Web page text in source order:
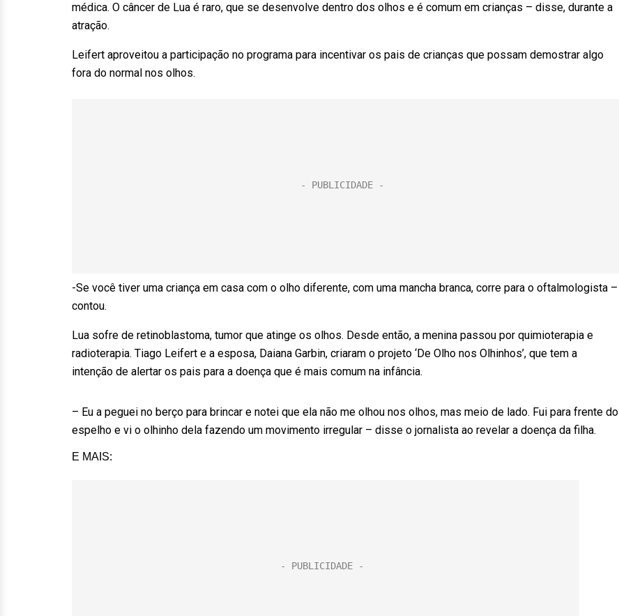
médica. O câncer de Lua é raro, que se desenvolve dentro dos olhos e é comum em crianças – disse, durante a
atração.
Leifert aproveitou a participação no programa para incentivar os pais de crianças que possam demostrar algo
fora do normal nos olhos.
-Se você tiver uma criança em casa com o olho diferente, com uma mancha branca, corre para o oftalmologista –
contou.
Lua sofre de retinoblastoma, tumor que atinge os olhos. Desde então, a menina passou por quimioterapia e
radioterapia. Tiago Leifert e a esposa, Daiana Garbin, criaram o projeto ‘De Olho nos Olhinhos’, que tem a
intenção de alertar os pais para a doença que é mais comum na infância.
– Eu a peguei no berço para brincar e notei que ela não me olhou nos olhos, mas meio de lado. Fui para frente do
espelho e vi o olhinho dela fazendo um movimento irregular – disse o jornalista ao revelar a doença da filha.
E MAIS: